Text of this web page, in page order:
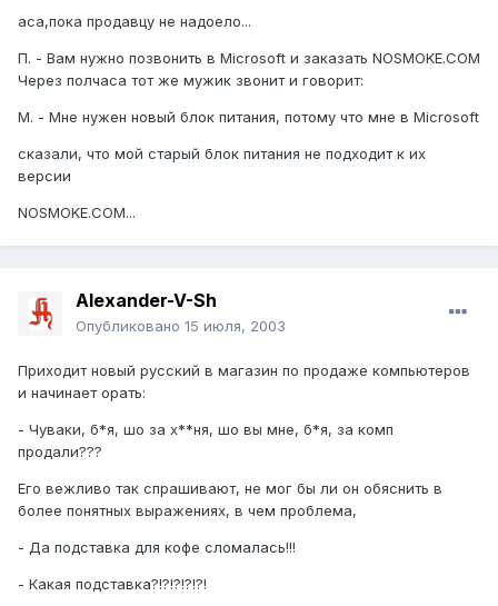
аса,пока продавцу не надоело...
П. - Вам нужно позвонить в Мiсrosoft и заказать NOSМOKЕ.СOМ
Через полчаса тот же мужик звонит и говорит:
М. - Мне нужен новый блок питания, потому что мне в Мiсrosoft
сказали, что мой старый блок питания не подходит к их
версии
NOSМOKЕ.СOМ...
Alexander-V-Sh
Опубликовано 15 июля, 2003
Приходит новый русский в магазин по продаже компьютеров
и начинает орать:
- Чуваки, б*я, шо за х**ня, шо вы мне, б*я, за комп
продали???
Его вежливо так спрашивают, не мог бы ли он обяснить в
более понятных выражениях, в чем проблема,
- Да подставка для кофе сломалась!!!
- Какая подставка?!?!?!?!?!